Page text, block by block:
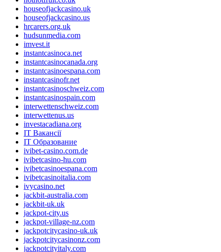
houseofjackcasino.uk
houseofjackcasino.us
hrcarers.org.uk
hudsunmedia.com
imvest.it
instantcasinoca.net
instantcasinocanada.org
instantcasinoespana.com
instantcasinofr.net
instantcasinoschweiz.com
instantcasinospain.com
interwettenschweiz.com
interwettenus.us
investacadiana.org
IT Вакансії
IT Образование
ivibet-casino.com.de
ivibetcasino-hu.com
ivibetcasinoespana.com
ivibetcasinoitalia.com
ivycasino.net
jackbit-australia.com
jackbit-uk.uk
jackpot-city.us
jackpot-village-nz.com
jackpotcitycasino-uk.uk
jackpotcitycasinonz.com
jackpotcityitaly.com